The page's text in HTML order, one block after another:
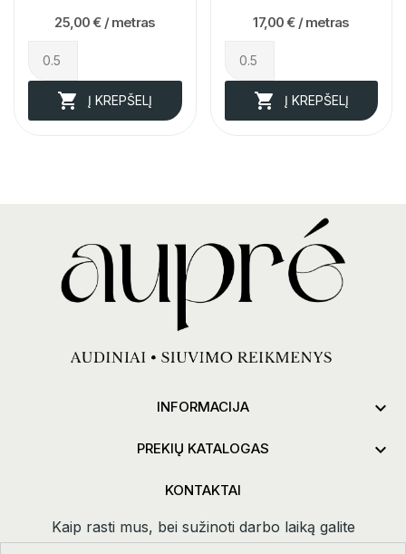
25,00 € / metras
 Į KREPŠELĮ
17,00 € / metras
 Į KREPŠELĮ
INFORMACIJA 
PREKIŲ KATALOGAS 
KONTAKTAI
Kaip rasti mus, bei sužinoti darbo laiką galite
paspauduskontaktai.